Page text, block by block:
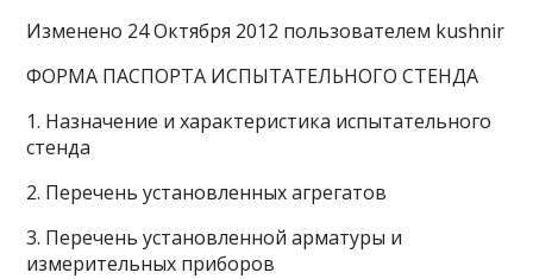
Изменено 24 Октября 2012 пользователем kushnir
ФОРМА ПАСПОРТА ИСПЫТАТЕЛЬНОГО СТЕНДА
1. Назначение и характеристика испытательного
стенда
2. Перечень установленных агрегатов
3. Перечень установленной арматуры и
измерительных приборов